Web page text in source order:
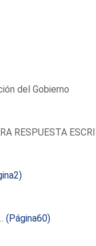
del Gobierno
RESPUESTA
(Página60)